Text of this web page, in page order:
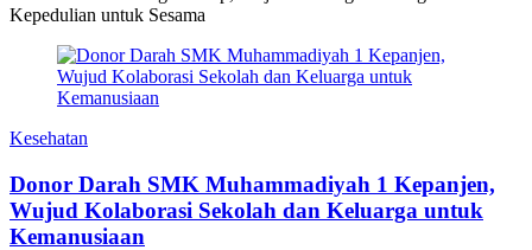
Kepedulian untuk Sesama
Kesehatan
Donor Darah SMK Muhammadiyah 1 Kepanjen,
Wujud Kolaborasi Sekolah dan Keluarga untuk
Kemanusiaan